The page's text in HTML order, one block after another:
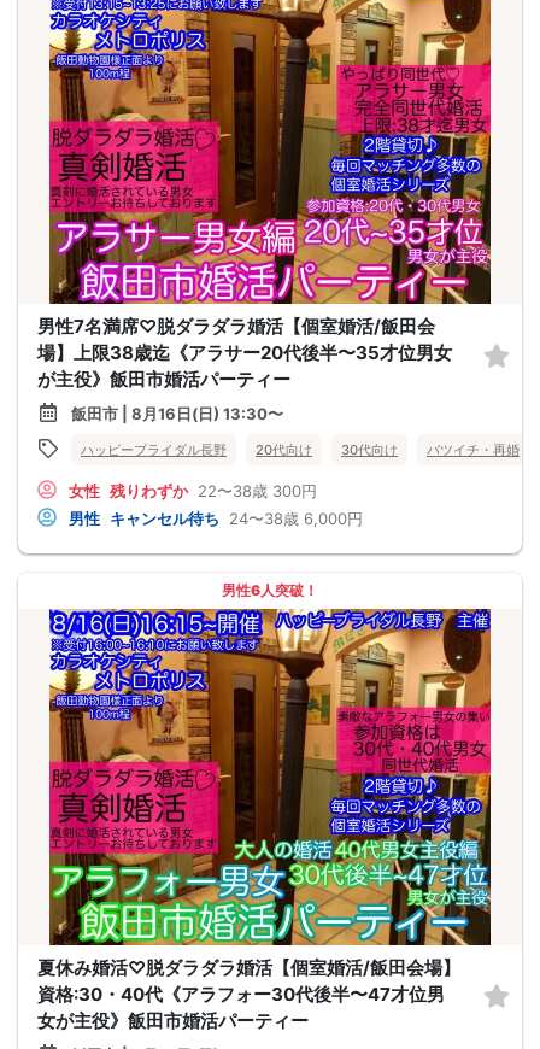
男性7名満席♡脱ダラダラ婚活【個室婚活/飯田会
場】上限38歳迄《アラサー20代後半〜35才位男女
が主役》飯田市婚活パーティー
飯田市 | 8月16日(日) 13:30〜
ハッピーブライダル長野 20代向け 30代向け バツイチ・再婚
女性 残りわずか 22〜38歳 300円
男性 キャンセル待ち 24〜38歳 6,000円
男性6人突破！
夏休み婚活♡脱ダラダラ婚活【個室婚活/飯田会場】
資格:30・40代《アラフォー30代後半〜47才位男
女が主役》飯田市婚活パーティー